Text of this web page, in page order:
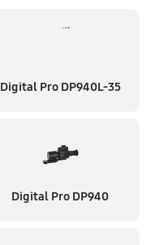
Digital Pro DP940L-35
Digital Pro DP940